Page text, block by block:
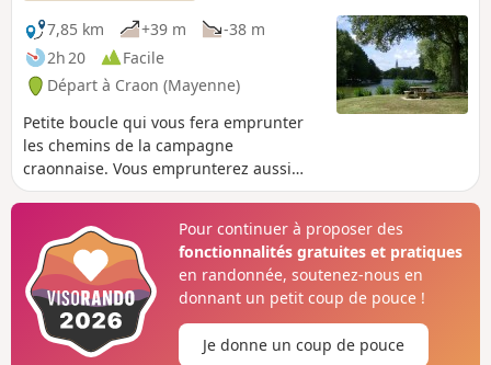
7,85 km
+39 m
-38 m
2h 20
Facile
Départ à Craon (Mayenne)
Petite boucle qui vous fera emprunter
les chemins de la campagne
craonnaise. Vous emprunterez aussi
l'ancienne voie ferrée, aujourd’hui Voie
Mûrier, (départ et arrivée du circuit),
vous disposez de quelques bancs et de
tables de pique-nique. De nombreux
jeux pour enfants sont également
disponibles ainsi que des jeux d'eau (en
juillet et en août).
Pour continuer à proposer des
fonctionnalités gratuites et pratiques
en randonnée, soutenez-nous en
donnant un petit coup de pouce !
Je donne un coup de pouce